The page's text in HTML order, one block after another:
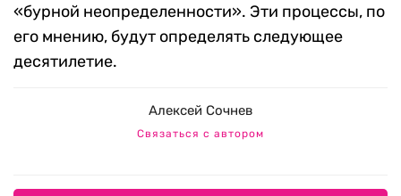
«бурной неопределенности». Эти процессы, по
его мнению, будут определять следующее
десятилетие.
Алексей Сочнев
Связаться с автором